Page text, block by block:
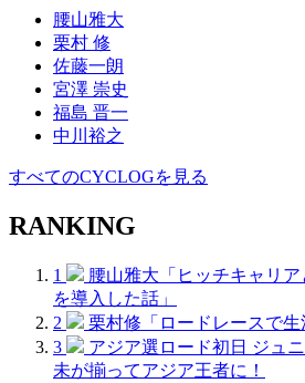
腰山雅大
栗村 修
佐藤一朗
宮澤 崇史
福島 晋一
中川裕之
すべてのCYCLOGを見る
RANKING
1
腰山雅大「ヒッチキャリ
を導入した話」
2
栗村修「ロードレースで生
3
アジア選ロード初日 ジュ
未が揃ってアジア王者に！